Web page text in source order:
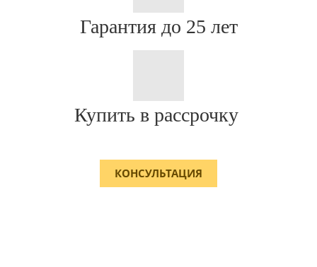
Гарантия до 25 лет
Купить в рассрочку
КОНСУЛЬТАЦИЯ